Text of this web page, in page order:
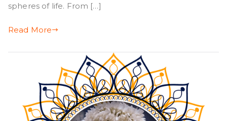
spheres of life. From […]
Read More